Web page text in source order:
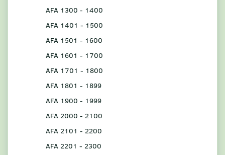
AFA 1300 - 1400
AFA 1401 - 1500
AFA 1501 - 1600
AFA 1601 - 1700
AFA 1701 - 1800
AFA 1801 - 1899
AFA 1900 - 1999
AFA 2000 - 2100
AFA 2101 - 2200
AFA 2201 - 2300